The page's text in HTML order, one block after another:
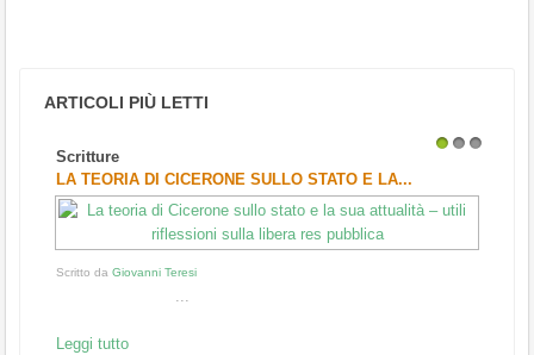
ARTICOLI PIÙ LETTI
Scritture
LA TEORIA DI CICERONE SULLO STATO E LA...
Scritto da Giovanni Teresi
...
Leggi tutto